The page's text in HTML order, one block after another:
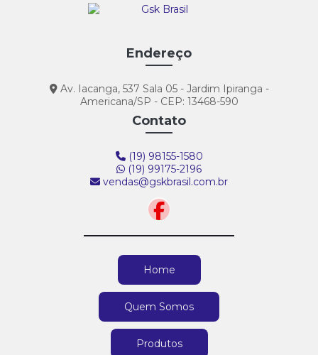
Endereço
Av. Iacanga, 537 Sala 05 - Jardim Ipiranga -
Americana/SP - CEP: 13468-590
Contato
(19) 98155-1580
(19) 99175-2196
vendas@gskbrasil.com.br
Home
Quem Somos
Produtos